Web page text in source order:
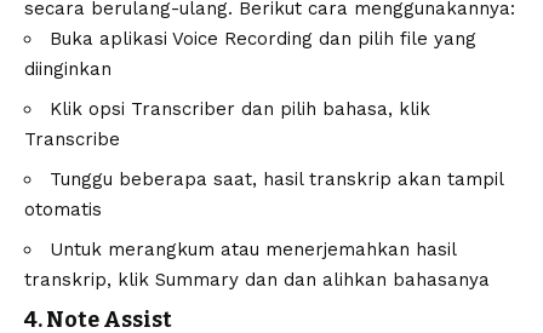
secara berulang-ulang. Berikut cara menggunakannya:
Buka aplikasi Voice Recording dan pilih file yang
diinginkan
Klik opsi Transcriber dan pilih bahasa, klik
Transcribe
Tunggu beberapa saat, hasil transkrip akan tampil
otomatis
Untuk merangkum atau menerjemahkan hasil
transkrip, klik Summary dan dan alihkan bahasanya
4. Note Assist